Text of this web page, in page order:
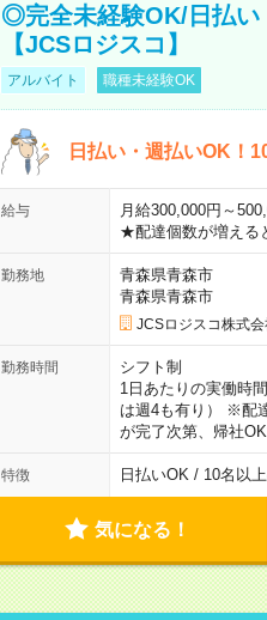
◎完全未経験OK/日払い
【JCSロジスコ】
アルバイト 職種未経験OK
日払い・週払いOK！
給与
月給300,000円～
★配達個数が増える
勤務地
青森県青森市
青森県青森市
JCSロジスコ株式会
勤務時間
シフト制
1日あたりの実働時
は週4も有り） ※配
が完了次第、帰社
特徴 日払いOK / 10名以
気になる！